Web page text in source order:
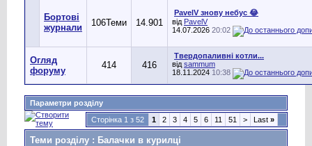
Бортові
журнали
106Теми 14.901
PavelV знову небус 😂
від PavelV
14.07.2026 20:02
Огляд
форуму
414 416
Твердопаливні котли...
від sammum
18.11.2024 10:38
Параметри розділу
Сторінка 1 з 52
1 2 3 4 5 6 11 51 > Last »
Теми розділу : Балачки в курилці